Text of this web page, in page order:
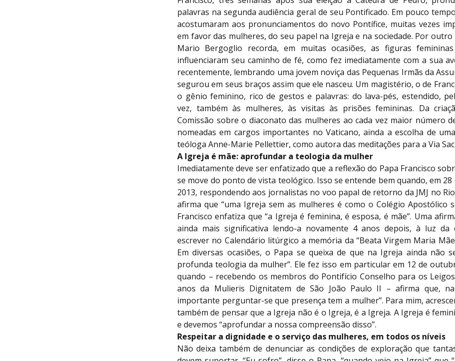
palavras na segunda audiência geral de seu Pontificado. Em pouco
acostumaram aos pronunciamentos do novo Pontífice, muitas vezes
em favor das mulheres, do seu papel na Igreja e na sociedade. Por outro
Mario Bergoglio recorda, em muitas ocasiões, as figuras
influenciaram seu caminho de fé, como fez imediatamente com a sua
recentemente, lembrando uma jovem noviça das Pequenas Irmãs da
segurou em seus braços assim que ele nasceu. Um magistério, o de
o gênio feminino, rico de gestos e palavras: do lava-pés, estendido,
vez, também às mulheres, às visitas às prisões femininas. Da
Comissão sobre o diaconato das mulheres ao cada vez maior número
nomeadas em cargos importantes no Vaticano, ainda a escolha de
teóloga Anne-Marie Pellettier, como autora das meditações para a Via
A Igreja é mãe: aprofundar a teologia da mulher
Imediatamente deve ser enfatizado que a reflexão do Papa Francisco
se move do ponto de vista teológico. Isso se entende bem quando, em 28
2013, respondendo aos jornalistas no voo papal de retorno da JMJ no
afirma que “uma Igreja sem as mulheres é como o Colégio Apostólico
Francisco enfatiza que “a Igreja é feminina, é esposa, é mãe”. Uma
ainda mais significativa lendo-a novamente 4 anos depois, à luz da
escrever no Calendário litúrgico a memória da “Beata Virgem Maria
Em diversas ocasiões, o Papa se queixa de que na Igreja ainda não
profunda teologia da mulher”. Ele fez isso em particular em 12 de
quando – recebendo os membros do Pontifício Conselho para os
anos da Mulieris Dignitatem de São João Paulo II – afirma que,
importante perguntar-se que presença tem a mulher”. Para mim,
também de pensar que a Igreja não é o Igreja, é a Igreja. A Igreja é
e devemos “aprofundar a nossa compreensão disso”.
Respeitar a dignidade e o serviço das mulheres, em todos os níveis
Não deixa também de denunciar as condições de exploração que